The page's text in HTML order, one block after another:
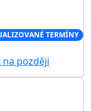
TERMÍNY
na později